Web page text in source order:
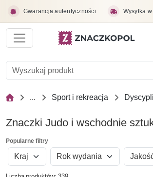
Gwarancja autentyczności Wysyłka
... Sport i rekreacja
Znaczki Judo i wschodnie
Popularne filtry
Kraj Rok wydania